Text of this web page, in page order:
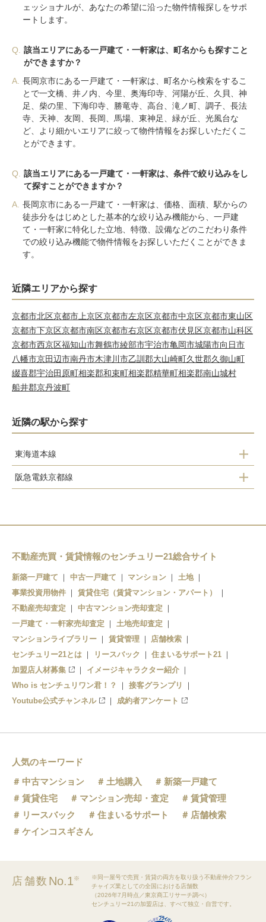
ェッショナルが、あなたの希望に沿った物件情報探しをサポ
ートします。
Q.
該当エリアにある一戸建て・一軒家は、町名からも探すこと
ができますか？
A. 長岡京市にある一戸建て・一軒家は、町名から検索をするこ
とで一文橋、井ノ内、今里、奥海印寺、河陽が丘、久貝、神
足、柴の里、下海印寺、勝竜寺、高台、滝ノ町、調子、長法
寺、天神、友岡、長岡、馬場、東神足、緑が丘、光風台な
ど、より細かいエリアに絞って物件情報をお探しいただくこ
とができます。
Q.
該当エリアにある一戸建て・一軒家は、条件で絞り込みをし
て探すことができますか？
A. 長岡京市にある一戸建て・一軒家は、価格、面積、駅からの
徒歩分をはじめとした基本的な絞り込み機能から、一戸建
て・一軒家に特化した立地、特徴、設備などのこだわり条件
での絞り込み機能で物件情報をお探しいただくことができま
す。
近隣エリアから探す
京都市北区京都市上京区京都市左京区京都市中京区京都市東山区
京都市下京区京都市南区京都市右京区京都市伏見区京都市山科区
京都市西京区福知山市舞鶴市綾部市宇治市亀岡市城陽市向日市
八幡市京田辺市南丹市木津川市乙訓郡大山崎町久世郡久御山町
綴喜郡宇治田原町相楽郡和束町相楽郡精華町相楽郡南山城村
船井郡京丹波町
近隣の駅から探す
東海道本線
長岡京駅
阪急電鉄京都線
西山天王山駅
不動産売買・賃貸情報のセンチュリー21総合サイト
新築一戸建て 中古一戸建て マンション
土地
事業投資用物件
賃貸住宅（賃貸マンション・アパート）
不動産売却査定
中古マンション売却査定
一戸建て・一軒家売却査定
土地売却査定
マンションライブラリー
賃貸管理
店舗検索
センチュリー21とは
リースバック
住まいるサポート21
加盟店人材募集
イメージキャラクター紹介
Who is センチュリワン君！？
接客グランプリ
Youtube公式チャンネル
成約者アンケート
人気のキーワード
中古マンション
土地購入
新築一戸建て
賃貸住宅
マンション売却・査定
賃貸管理
リースバック
住まいるサポート
店舗検索
ケインコスギさん
店舗数 No.1※
※同一屋号で売買・賃貸の両方を取り扱う不動産仲介フラン
チャイズ業としての全国における店舗数
（2026年7月時点／東京商工リサーチ調べ）
センチュリー21の加盟店は、すべて独立・自営です。